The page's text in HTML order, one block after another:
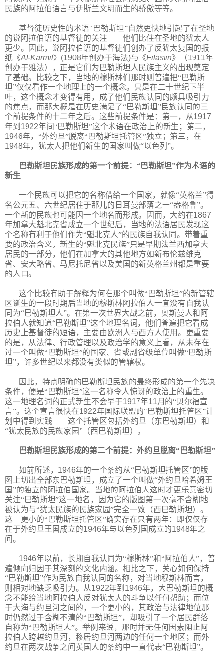
民族的阿拉伯语言与伊斯兰文明而生的骄傲等等。
基督徒历史性的术语“巴勒斯坦”自然更快地引起了在圣地
的说阿拉伯语的基督徒的关注——他们比住在圣地的犹太人
更少。因此，说阿拉伯语的基督徒们创办了反犹太复国的报
纸《Al-Karmil》 (1908年创办于海法)与《Filastin》（1911年
创办于雅法），正是它们为巴勒斯坦人民族主义的出现奠定
了基础。比较之下，当地的穆斯林们那时则普遍把“巴勒斯
坦”仅仅看作一个地理上的一个概念。只是在二十世纪下半
叶，这个概念才变得有用，成了他们民族认同的颇具吸引力
的焦点，而那大概是在历史满足了“巴勒斯坦”民族认同的三
个前提条件的十二年之后。这些前提条件是：第一，从1917
年到 1922年间“巴勒斯坦”这个术语在政治上的新生；第二，
1946年，“外约旦”脱离“巴勒斯坦托管区”独立；第三，在
1948年，犹太人把他们新生的国家叫做“以色列”。
巴勒斯坦民族形成的第一个前提：“巴勒斯坦”作为术语的
新生
一个民族可以把它的名称借给一个国家，就像“英格兰”得
名公元五、六世纪居住于那儿的日耳曼部落之一“盎格鲁”。
一个新的民族也可能因一个地名而形成。因而，大约在1867
年加拿大魁北克省成立一个世纪后，当地的法语居民发现这
个名称有利于他们作为“魁北克人”的民族自我认同。带着重
要的政治含义，新生的“魁北克民族”只是早期法兰西加拿大
居民的一部分，他们在加拿大的其他地方如新布伦兹维克
省、安大略省、马尼托尼省以及美国的新英格兰州都是重要
的人口。
这个比较有助于解释为何在那个叫做“巴勒斯坦”的新管辖
区诞生的一段时期后当地的穆斯林阿拉伯人一直没有自我认
同为“巴勒斯坦人”。在第一次世界大战之前，奥斯曼人和阿
拉伯人就知道“巴勒斯坦”这个地理名词，他们普遍把它看成
历史上基督徒的短语，主要由欧洲人与西方人使用。更重要
的是，从法律、行政管理以及政治学的意义上看，从未存在
过一个叫做“巴勒斯坦”的国家、省或副省级单位叫做“巴勒斯
坦”，许多世纪以来都没有类似的管辖权。
因此，特点明确的巴勒斯坦民族的最终形成的第一个先决
条件，便是“巴勒斯坦”这一名称令人惊讶的政治上的重生。
这一地理名词的正式新生不会早于1917年11月的“贝尔福宣
言”。这个宣言很快在1922年国际联盟的“巴勒斯坦托管区”计
划中得到实践——这个托管区包括外约旦（东巴勒斯坦）和
“犹太民族的民族家园”（西巴勒斯坦）。
巴勒斯坦民族形成的第二个前提：外约旦脱离“巴勒斯坦”
如前所述， 1946年的一个条约从“巴勒斯坦托管区”的版
图上切出全部东巴勒斯坦，成立了一个叫做“外约旦哈希姆王
国”的独立的阿拉伯国家。当地的阿拉伯人这时才更乐意密切
关注“巴勒斯坦”这一地名，因为它的版图第一次毫不含糊地
被认为与“犹太民族的民族家园”完全一致（西巴勒斯坦）。
这一更小的“巴勒斯坦托管区”确实存在只有两年：即仅仅存
在于外约旦王国成立的1946年与以色列国成立的1948年之
间。
1946年以前，长期自我认同为“穆斯林”和“阿拉伯人”，普
遍倾向归因于其深刻的文化内涵。相比之下，关心如何保持
“巴勒斯坦”作为民族自我认同的名称，对当地穆斯林而言，
则相对地缺乏吸引力。从1922年到 1946年，大巴勒斯坦的概
念不能给当地阿拉伯人反对犹太人的斗争以任何帮助；而位
于大海与约旦河之间的，一个更小的，其政治与法律地位那
时仍然过于含糊不清的“巴勒斯坦”，却吸引了一个居民群落
自称为“巴勒斯坦人”。举例来说，那时并无任何因素阻止阿
拉伯人跨越约旦河，移居约旦河两边的任何一个地区；而外
约旦在两次战争之间英国人的条约中一直代表“巴勒斯坦”。